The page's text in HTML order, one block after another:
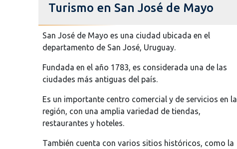
Turismo en San José de Mayo
San José de Mayo es una ciudad ubicada en el
departamento de San José, Uruguay.
Fundada en el año 1783, es considerada una de las
ciudades más antiguas del país.
Es un importante centro comercial y de servicios en la
región, con una amplia variedad de tiendas,
restaurantes y hoteles.
También cuenta con varios sitios históricos, como la